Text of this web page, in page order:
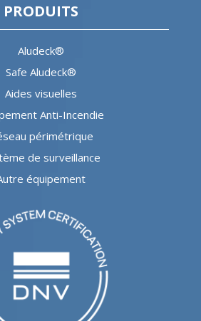
PRODUITS
Aludeck®
Safe Aludeck®
Aides visuelles
Anti-Incendie
périmétrique
de surveillance
équipement